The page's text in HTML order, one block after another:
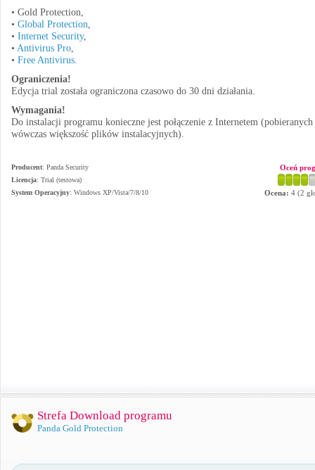
• Gold Protection,
• Global Protection,
• Internet Security,
• Antivirus Pro,
• Free Antivirus.
Ograniczenia!
Edycja trial została ograniczona czasowo do 30 dni działania.
Wymagania!
Do instalacji programu konieczne jest połączenie z Internetem (pobieranych
wówczas większość plików instalacyjnych).
Producent: Panda Security
Licencja: Trial (testowa)
System Operacyjny: Windows XP/Vista/7/8/10
Oceń
Ocena: 4 (2
Strefa Download programu
Panda Gold Protection